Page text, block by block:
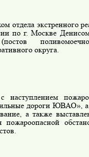
отдела экстренного
по г. Москве
округа.
наступлением
дороги ЮВАО»,
а также
пожароопасной